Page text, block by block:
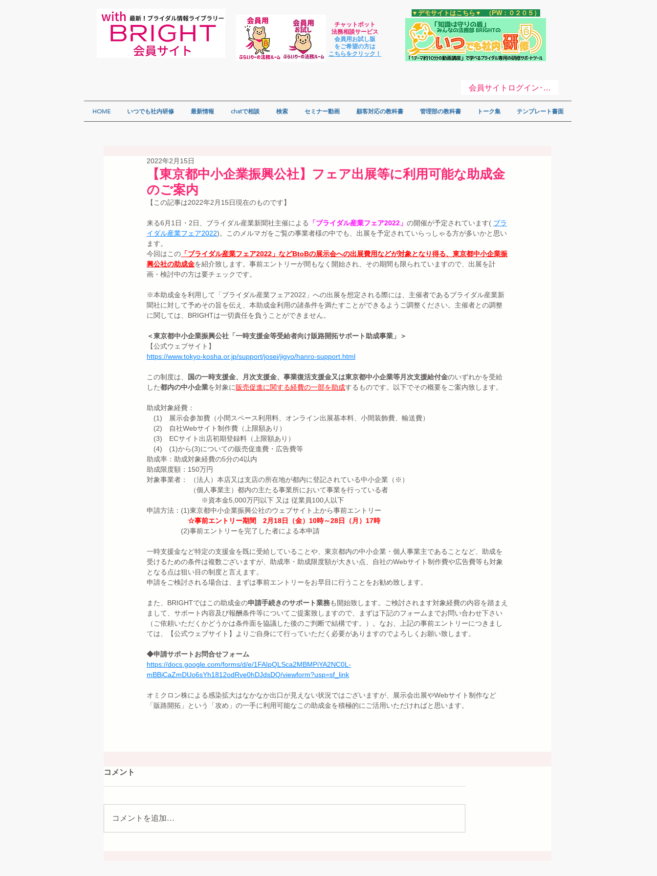
チャットボット
法務相談サービス
会員用お試し版
をご希望の方は
​こちらをクリック！
​▼デモサイトはこちら▼ （PW：０２０５）
HOME いつでも社内研修 最新情報 chatで相談 検索 セミナー動画 顧客対応の教科書 管理部の教科書 トーク集 テンプレート書面
【東京都中小企業振興公社】フェア出展等に利用可能な助成金
のご案内
2022年2月15日
【この記事は2022年2月15日現在のものです】
来る6月1日・2日、ブライダル産業新聞社主催による 「ブライダル産業フェア2022」 の開催が予定されています( ブラ
イダル産業フェア2022)。このメルマガをご覧の事業者様の中でも、出展を予定されていらっしゃる方が多いかと思い
ます。
今回はこの 「ブライダル産業フェア2022」などBtoBの展示会への出展費用などが対象となり得る、東京都中小企業振
興公社の助成金を紹介致します。事前エントリーが間もなく開始され、その期間も限られていますので、出展を計
画・検討中の方は要チェックです。
※本助成金を利用して「ブライダル産業フェア2022」への出展を想定される際には、主催者であるブライダル産業新
聞社に対して予めその旨を伝え、本助成金利用の諸条件を満たすことができるようご調整ください。主催者との調整
に関しては、BRIGHTは一切責任を負うことができません。
＜東京都中小企業振興公社「一時支援金等受給者向け販路開拓サポート助成事業」＞
【公式ウェブサイト】
https://www.tokyo-kosha.or.jp/support/josei/jigyo/hanro-support.html
この制度は、 国の一時支援金、月次支援金、事業復活支援金又は東京都中小企業等月次支援給付金のいずれかを受給
した都内の中小企業を対象に販売促進に関する経費の一部を助成するものです。以下でその概要をご案内致します。
助成対象経費：
(1)　展示会参加費（小間スペース利用料、オンライン出展基本料、小間装飾費、輸送費）
(2)　自社Webサイト制作費（上限額あり）
(3)　ECサイト出店初期登録料（上限額あり）
(4)　(1)から(3)についての販売促進費・広告費等
助成率：助成対象経費の5分の4以内
助成限度額：150万円
対象事業者： （法人）本店又は支店の所在地が都内に登記されている中小企業（※）
（個人事業主）都内の主たる事業所において事業を行っている者
※資本金5,000万円以下 又は 従業員100人以下
申請方法：(1)東京都中小企業振興公社のウェブサイト上から事前エントリー
☆事前エントリー期間　2月18日（金）10時～28日（月）17時
(2)事前エントリーを完了した者による本申請
一時支援金など特定の支援金を既に受給していることや、東京都内の中小企業・個人事業主であることなど、助成を
受けるための条件は複数ございますが、助成率・助成限度額が大きい点、自社のWebサイト制作費や広告費等も対象
となる点は狙い目の制度と言えます。
申請をご検討される場合は、まずは事前エントリーをお早目に行うことをお勧め致します。
また、BRIGHTではこの助成金の申請手続きのサポート業務も開始致します。ご検討されます対象経費の内容を踏まえ
まして、サポート内容及び報酬条件等についてご提案致しますので、まずは下記のフォームまでお問い合わせ下さい
（ご依頼いただくかどうかは条件面を協議した後のご判断で結構です。）。なお、上記の事前エントリーにつきまし
ては、【公式ウェブサイト】よりご自身にて行っていただく必要がありますのでよろしくお願い致します。
◆申請サポートお問合せフォーム
https://docs.google.com/forms/d/e/1FAIpQLSca2MBMPiYA2NC0L-
mBBiCaZmDUo6sYh1812odRve0hDJdsDQ/viewform?usp=sf_link
オミクロン株による感染拡大はなかなか出口が見えない状況ではございますが、展示会出展やWebサイト制作など
「販路開拓」という「攻め」の一手に利用可能なこの助成金を積極的にご活用いただければと思います。
コメント
コメントを追加…